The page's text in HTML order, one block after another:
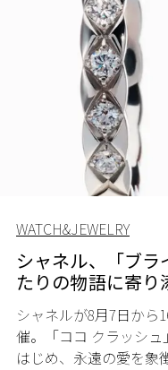
WATCH&JEWELRY
シャネル、「ブ
たりの物語に寄
シャネルが8月7日から
催。「ココ クラッシ
はじめ、永遠の愛を象